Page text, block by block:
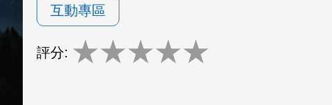
互動專區
評分: ★★★★★